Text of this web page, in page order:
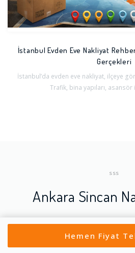
İstanbul Evden Eve Nakliyat
Gerçekleri
İstanbul’da evden eve nakliyat, ilçeye
Trafik, bina yapıları, asansör
SSS
Ankara Sincan
Ankara Sincan'da nakliyat
Hemen Fiyat